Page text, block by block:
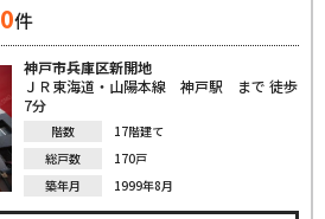
0件
神戸市兵庫区新開地
ＪＲ東海道・山陽本線 神戸駅 まで 徒歩
7分
階数
17階建て
総戸数
170戸
築年月
1999年8月